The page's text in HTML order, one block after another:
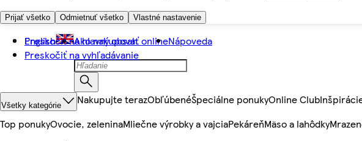
Prijať všetko Odmietnuť všetko Vlastné nastavenie
Preskočiť na hlavný obsah
Preskočiť na vyhľadávanie
English Ako nakupovať onlineNápoveda
Všetky kategórie Nakupujte terazObľúbenéŠpeciálne ponukyOnline Club
Top ponukyOvocie, zeleninaMliečne výrobky a vajciaPekáreňMäso a lahôdky